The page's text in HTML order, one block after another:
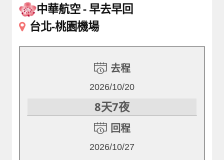
中華航空 早去早回
台北-桃園機場
去程
2026/10/20
8天7夜
回程
2026/10/27